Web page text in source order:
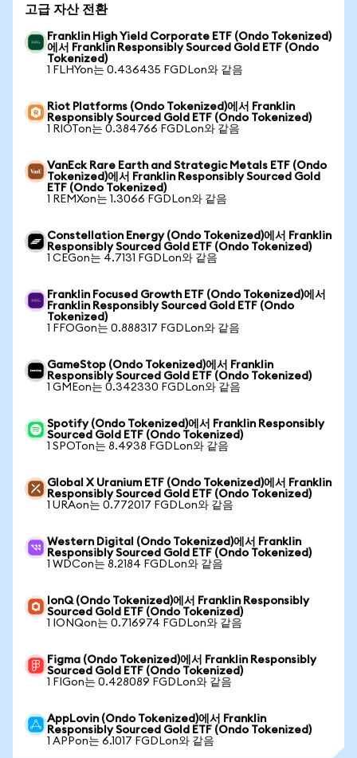
고급 자산 전환
Franklin High Yield Corporate ETF (Ondo Tokenized)
에서 Franklin Responsibly Sourced Gold ETF (Ondo
Tokenized)
1 FLHYon는 0.436435 FGDLon와 같음
Riot Platforms (Ondo Tokenized)에서 Franklin
Responsibly Sourced Gold ETF (Ondo Tokenized)
1 RIOTon는 0.384766 FGDLon와 같음
VanEck Rare Earth and Strategic Metals ETF (Ondo
Tokenized)에서 Franklin Responsibly Sourced Gold
ETF (Ondo Tokenized)
1 REMXon는 1.3066 FGDLon와 같음
Constellation Energy (Ondo Tokenized)에서 Franklin
Responsibly Sourced Gold ETF (Ondo Tokenized)
1 CEGon는 4.7131 FGDLon와 같음
Franklin Focused Growth ETF (Ondo Tokenized)에서
Franklin Responsibly Sourced Gold ETF (Ondo
Tokenized)
1 FFOGon는 0.888317 FGDLon와 같음
GameStop (Ondo Tokenized)에서 Franklin
Responsibly Sourced Gold ETF (Ondo Tokenized)
1 GMEon는 0.342330 FGDLon와 같음
Spotify (Ondo Tokenized)에서 Franklin Responsibly
Sourced Gold ETF (Ondo Tokenized)
1 SPOTon는 8.4938 FGDLon와 같음
Global X Uranium ETF (Ondo Tokenized)에서 Franklin
Responsibly Sourced Gold ETF (Ondo Tokenized)
1 URAon는 0.772017 FGDLon와 같음
Western Digital (Ondo Tokenized)에서 Franklin
Responsibly Sourced Gold ETF (Ondo Tokenized)
1 WDCon는 8.2184 FGDLon와 같음
IonQ (Ondo Tokenized)에서 Franklin Responsibly
Sourced Gold ETF (Ondo Tokenized)
1 IONQon는 0.716974 FGDLon와 같음
Figma (Ondo Tokenized)에서 Franklin Responsibly
Sourced Gold ETF (Ondo Tokenized)
1 FIGon는 0.428089 FGDLon와 같음
AppLovin (Ondo Tokenized)에서 Franklin
Responsibly Sourced Gold ETF (Ondo Tokenized)
1 APPon는 6.1017 FGDLon와 같음